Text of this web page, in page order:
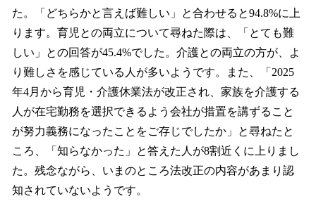
た。「どちらかと言えば難しい」と合わせると94.8%に上
ります。育児との両立について尋ねた際は、「とても難
しい」との回答が45.4%でした。介護との両立の方が、よ
り難しさを感じている人が多いようです。また、「2025
年4月から育児・介護休業法が改正され、家族を介護する
人が在宅勤務を選択できるよう会社が措置を講ずること
が努力義務になったことをご存じでしたか」と尋ねたと
ころ、「知らなかった」と答えた人が8割近くに上りまし
た。残念ながら、いまのところ法改正の内容があまり認
知されていないようです。